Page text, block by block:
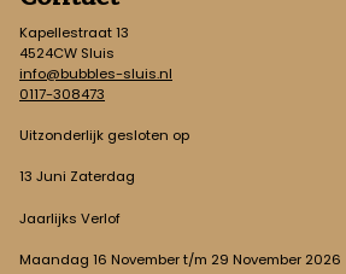
Kapellestraat 13
4524CW Sluis
info@bubbles-sluis.nl
0117-308473
Uitzonderlijk gesloten op
13 Juni Zaterdag
Jaarlijks Verlof
Maandag 16 November t/m 29 November 2026